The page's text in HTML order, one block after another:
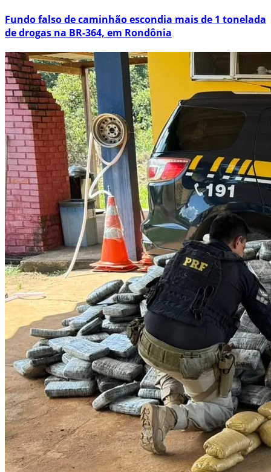
Fundo falso de caminhão escondia mais de 1 tonelada
de drogas na BR-364, em Rondônia